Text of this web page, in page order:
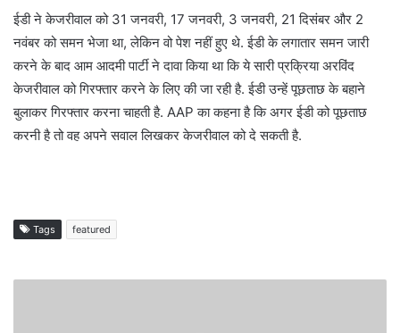
ईडी ने केजरीवाल को 31 जनवरी, 17 जनवरी, 3 जनवरी, 21 दिसंबर और 2
नवंबर को समन भेजा था, लेकिन वो पेश नहीं हुए थे. ईडी के लगातार समन जारी
करने के बाद आम आदमी पार्टी ने दावा किया था कि ये सारी प्रक्रिया अरविंद
केजरीवाल को गिरफ्तार करने के लिए की जा रही है. ईडी उन्हें पूछताछ के बहाने
बुलाकर गिरफ्तार करना चाहती है. AAP का कहना है कि अगर ईडी को पूछताछ
करनी है तो वह अपने सवाल लिखकर केजरीवाल को दे सकती है.
Tags featured